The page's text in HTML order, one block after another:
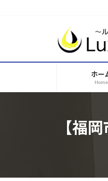
へ
ョ
ホー
Home
【福